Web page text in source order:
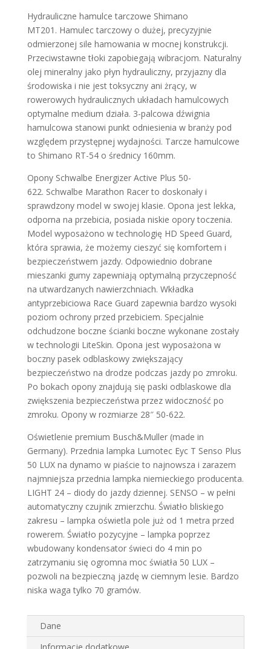
Hydrauliczne hamulce tarczowe Shimano
MT201. Hamulec tarczowy o dużej, precyzyjnie
odmierzonej sile hamowania w mocnej konstrukcji.
Przeciwstawne tłoki zapobiegają wibracjom. Naturalny
olej mineralny jako płyn hydrauliczny, przyjazny dla
środowiska i nie jest toksyczny ani żrący, w
rowerowych hydraulicznych układach hamulcowych
optymalne medium działa. 3-palcowa dźwignia
hamulcowa stanowi punkt odniesienia w branży pod
względem przystępnej wydajności. Tarcze hamulcowe
to Shimano RT-54 o średnicy 160mm.
Opony Schwalbe Energizer Active Plus 50-
622. Schwalbe Marathon Racer to doskonały i
sprawdzony model w swojej klasie. Opona jest lekka,
odporna na przebicia, posiada niskie opory toczenia.
Model wyposażono w technologię HD Speed Guard,
która sprawia, że możemy cieszyć się komfortem i
bezpieczeństwem jazdy. Odpowiednio dobrane
mieszanki gumy zapewniają optymalną przyczepność
na utwardzanych nawierzchniach. Wkładka
antyprzebiciowa Race Guard zapewnia bardzo wysoki
poziom ochrony przed przebiciem. Specjalnie
odchudzone boczne ścianki boczne wykonane zostały
w technologii LiteSkin. Opona jest wyposażona w
boczny pasek odblaskowy zwiększający
bezpieczeństwo na drodze podczas jazdy po zmroku.
Po bokach opony znajdują się paski odblaskowe dla
zwiększenia bezpieczeństwa przez widoczność po
zmroku. Opony w rozmiarze 28″ 50-622.
Oświetlenie premium Busch&Muller (made in
Germany). Przednia lampka Lumotec Eyc T Senso Plus
50 LUX na dynamo w piaście to najnowsza i zarazem
najmniejsza przednia lampka niemieckiego producenta.
LIGHT 24 – diody do jazdy dziennej. SENSO – w pełni
automatyczny czujnik zmierzchu. Światło bliskiego
zakresu – lampka oświetla pole już od 1 metra przed
rowerem. Światło pozycyjne – lampka poprzez
wbudowany kondensator świeci do 4 min po
zatrzymaniu się ogromna moc światła 50 LUX –
pozwoli na bezpieczną jazdę w ciemnym lesie. Bardzo
niska waga tylko 70 gramów.
Dane